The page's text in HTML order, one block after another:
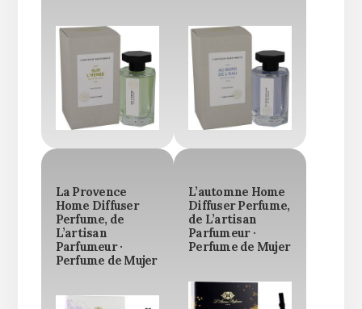
La Provence
Home Diffuser
Perfume, de
L’artisan
Parfumeur ·
Perfume de Mujer
L’automne Home
Diffuser Perfume,
de L’artisan
Parfumeur ·
Perfume de Mujer